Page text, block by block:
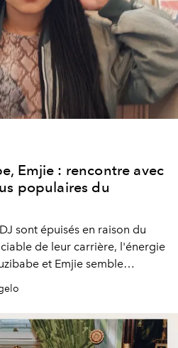
Emjie : rencontre avec
populaires du
sont épuisés en raison du
de leur carrière, l'énergie
et Emjie semble
de figurer parmi les DJ les
elles produisent, chantent
incroyable plateforme
produiront toutes les trois au